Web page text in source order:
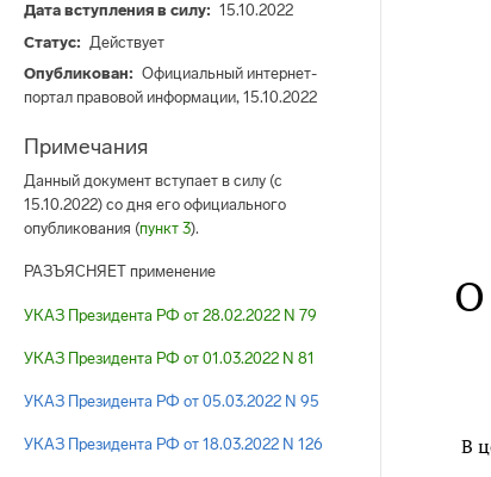
Дата вступления в силу
15.10.2022
Статус
Действует
Опубликован
Официальный интернет-
портал правовой информации, 15.10.2022
Примечания
Данный документ вступает в силу (с
15.10.2022) со дня его официального
опубликования (пункт 3).
РАЗЪЯСНЯЕТ применение
УКАЗ Президента РФ от 28.02.2022 N 79
УКАЗ Президента РФ от 01.03.2022 N 81
УКАЗ Президента РФ от 05.03.2022 N 95
УКАЗ Президента РФ от 18.03.2022 N 126 В